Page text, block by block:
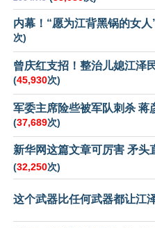
内幕！“愿为江背黑锅的女
次)
曾庆红支招！整治儿媳江泽
(45,930次)
军委主席险些被军队刺杀 蒋
(37,689次)
新华网这篇文章可厉害 矛头
(32,250次)
这个武器比任何武器都让江